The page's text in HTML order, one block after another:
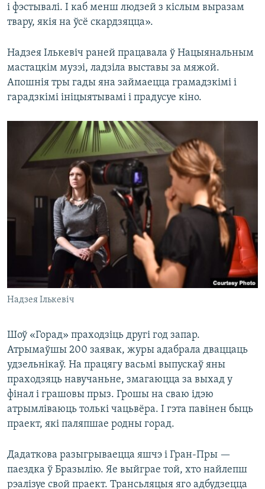
і фэстывалі. І каб менш людзей з кіслым выразам
твару, якія на ўсё скардзяцца».
Надзея Ількевіч раней працавала ў Нацыянальным
мастацкім музэі, ладзіла выставы за мяжой.
Апошнія тры гады яна займаецца грамадзкімі і
гарадзкімі ініцыятывамі і прадусуе кіно.
Надзея Ількевіч
Шоў «Горад» праходзіць другі год запар.
Атрымаўшы 200 заявак, журы адабрала дваццаць
удзельнікаў. На працягу васьмі выпускаў яны
праходзяць навучаньне, змагаюцца за выхад у
фінал і грашовы прыз. Грошы на сваю ідэю
атрымліваюць толькі чацьвёра. І гэта павінен быць
праект, які паляпшае родны горад.
Дадаткова разыгрываецца яшчэ і Гран-Пры —
паездка ў Бразылію. Яе выйграе той, хто найлепш
рэалізуе свой праект. Трансьляцыя яго адбудзецца